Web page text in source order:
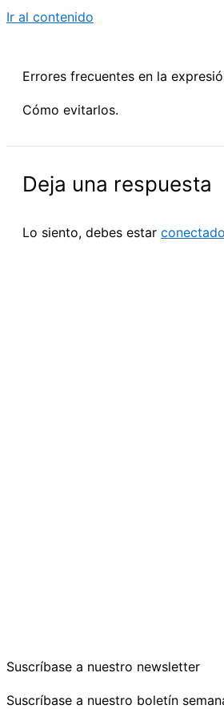
Ir al contenido
Errores frecuentes en la
Cómo evitarlos.
Deja una respuesta
Lo siento, debes estar conectado
Suscríbase a nuestro newsletter
Suscríbase a nuestro boletín